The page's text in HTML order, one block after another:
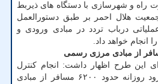
راه و شهرسازی با دستگاه های ذیربط
هلال احمر بر طبق دستورالعمل
درباب تردد در مبادی ورودی و
انجام خواهد داد.
این طرح اظهار داشت: انجام کنترل
های بهداشتی باتوجه به ورود روزانه حدود ۶۲۰۰ مسافر از مبادی